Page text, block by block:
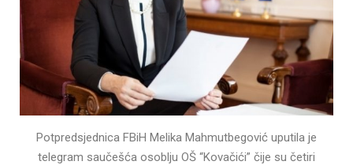
Potpredsjednica FBiH Melika Mahmutbegović uputila je
telegram saučešća osoblju OŠ “Kovačići” čije su četiri